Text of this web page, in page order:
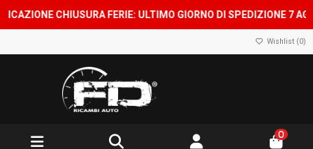
CHIUSURA FERIE: ULTIMO GIORNO DI SPEDIZIONE 7
Wishlist (0)
0